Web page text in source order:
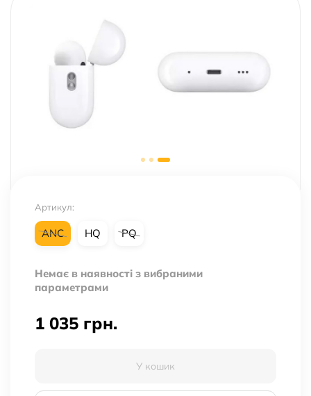
Артикул:
ANC HQ PQ
Немає в наявності з вибраними
параметрами
1 035 грн.
У кошик